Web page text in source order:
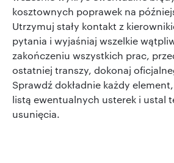
kosztownych poprawek na
Utrzymuj stały kontakt z
pytania i wyjaśniaj wszelkie
zakończeniu wszystkich prac,
ostatniej transzy, dokonaj
Sprawdź dokładnie każdy
listą ewentualnych usterek i ustal
usunięcia.